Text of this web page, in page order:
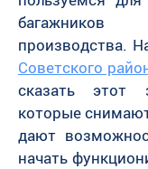
багажников
производства.
Советского
сказать этот
которые
дают
начать